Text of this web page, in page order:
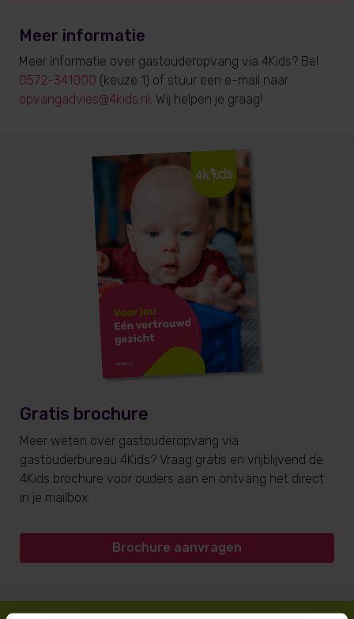
Meer informatie
Meer informatie over gastouderopvang via 4Kids? Bel
0572-341000 (keuze 1) of stuur een e-mail naar
opvangadvies@4kids.nl. Wij helpen je graag!
Gratis brochure
Meer weten over gastouderopvang via
gastouderbureau 4Kids? Vraag gratis en vrijblijvend de
4Kids brochure voor ouders aan en ontvang het direct
in je mailbox.
Brochure aanvragen